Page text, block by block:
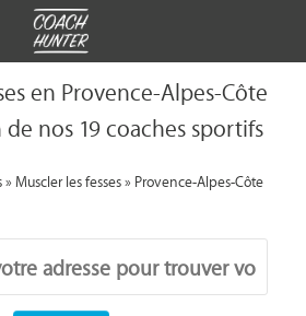
en Provence-Alpes-Côte
nos 19 coaches sportifs
»Muscler les fesses»Provence-Alpes-Côte